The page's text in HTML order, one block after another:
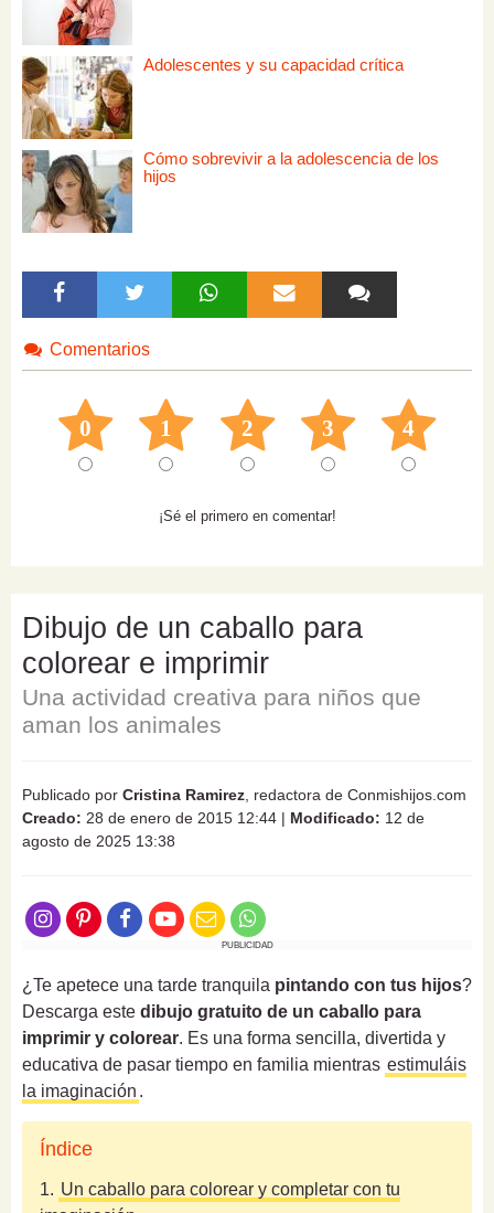
Adolescentes y su capacidad crítica
Cómo sobrevivir a la adolescencia de los
hijos
Comentarios
0 1 2 3 4
¡Sé el primero en comentar!
Dibujo de un caballo para
colorear e imprimir
Una actividad creativa para niños que
aman los animales
Publicado por Cristina Ramirez, redactora de Conmishijos.com
Creado: 28 de enero de 2015 12:44 | Modificado: 12 de
agosto de 2025 13:38
PUBLICIDAD
¿Te apetece una tarde tranquila pintando con tus hijos?
Descarga este dibujo gratuito de un caballo para
imprimir y colorear. Es una forma sencilla, divertida y
educativa de pasar tiempo en familia mientras estimuláis
la imaginación .
Índice
1. Un caballo para colorear y completar con tu